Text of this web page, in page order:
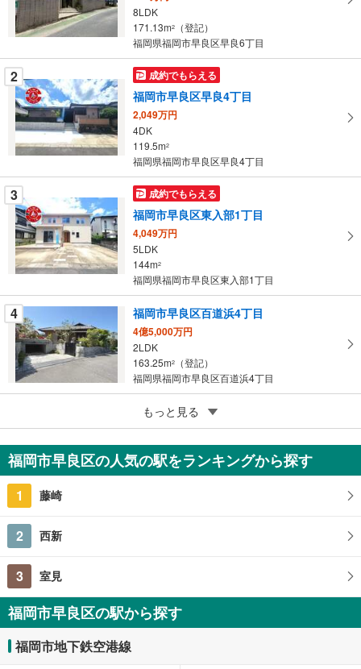
・
条
件
を
マ
イ
ペ
ー
に
保
存
す
る
8LDK
171.13m2
（登記）
福岡県福岡市早良区早良6丁目
2 成約でもらえる
福岡市早良区早良4丁目
2,049万円
4DK
119.5m2
福岡県福岡市早良区早良4丁目
3 成約でもらえる
福岡市早良区東入部1丁目
4,049万円
5LDK
144m2
福岡県福岡市早良区東入部1丁目
4 福岡市早良区百道浜4丁目
4億5,000万円
2LDK
163.25m2
（登記）
福岡県福岡市早良区百道浜4丁目
成約でもらえる
福岡市早良区原6丁目
1億2,800万円
4LDK
もっと見る
福岡市早良区の人気の駅をランキングから探す
1 藤崎
2 西新
3 室見
福岡市早良区の駅から探す
福岡市地下鉄空港線